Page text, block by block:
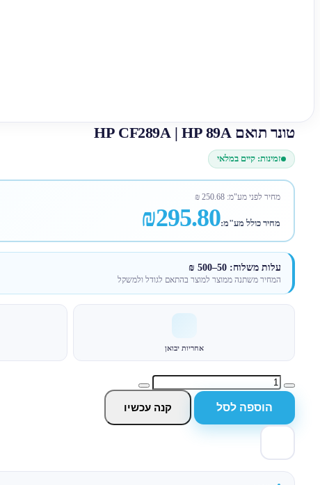
טונר תואם HP CF289A | HP 89A
זמינות: קיים במלאי
מחיר לפני מע"מ:250.68
₪
מחיר כולל מע"מ:₪295.80
עלות משלוח: 50–500 ₪
המחיר משתנה ממוצר למוצר בהתאם לגודל ולמשקל
אחריות יבואן
הוספה לסל קנה עכשיו